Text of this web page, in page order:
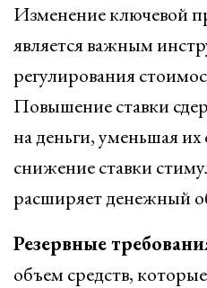
Изменение ключевой
является важным
регулирования
Повышение ставки
на деньги, уменьшая
снижение ставки
расширяет денежный
Резервные
объем средств,